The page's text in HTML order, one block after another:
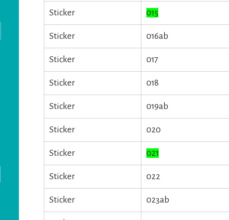
Sticker 015
Sticker 016ab
Sticker 017
Sticker 018
Sticker 019ab
Sticker 020
Sticker 021
Sticker 022
Sticker 023ab